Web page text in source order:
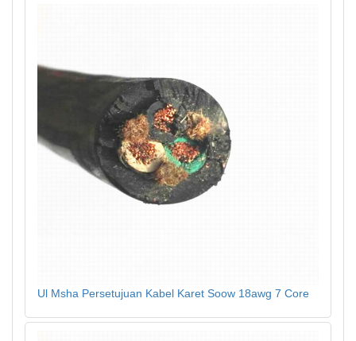
Ul Msha Persetujuan Kabel Karet Soow 18awg 7 Core